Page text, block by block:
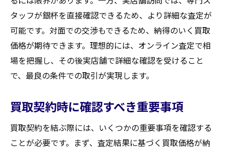
タッフが銀杯を直接確認できるため、より詳細な査定が
可能です。対面での交渉もできるため、納得のいく買取
価格が期待できます。理想的には、オンライン査定で相
場を把握し、その後実店舗で詳細な確認を受けること
で、最良の条件での取引が実現します。
買取契約時に確認すべき重要事項
買取契約を結ぶ際には、いくつかの重要事項を確認する
ことが必要です。まず、査定結果に基づく買取価格が納